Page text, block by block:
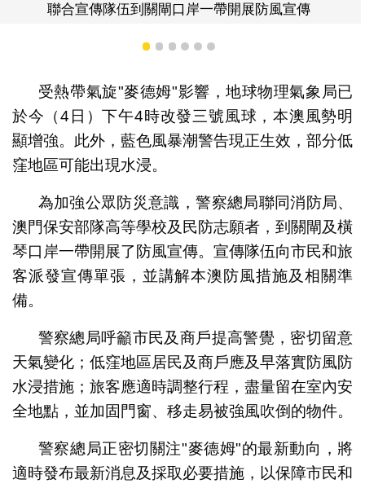
開展防風宣傳 聯合宣傳隊伍到關閘口岸一
1 2 3 4 5 6
受熱帶氣旋"麥德姆"影響，地球物理氣象局已
於今（4日）下午4時改發三號風球，本澳風勢明
顯增強。此外，藍色風暴潮警告現正生效，部分低
窪地區可能出現水浸。
為加強公眾防災意識，警察總局聯同消防局、
澳門保安部隊高等學校及民防志願者，到關閘及橫
琴口岸一帶開展了防風宣傳。宣傳隊伍向市民和旅
客派發宣傳單張，並講解本澳防風措施及相關準
備。
警察總局呼籲市民及商戶提高警覺，密切留意
天氣變化；低窪地區居民及商戶應及早落實防風防
水浸措施；旅客應適時調整行程，盡量留在室內安
全地點，並加固門窗、移走易被強風吹倒的物件。
警察總局正密切關注"麥德姆"的最新動向，將
適時發布最新消息及採取必要措施，以保障市民和